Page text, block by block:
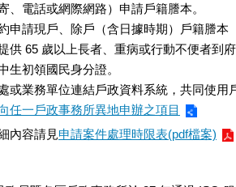
、電話或網際網路）申請戶籍謄本。
申請現戶、除戶（含日據時期）戶籍謄本
供 65 歲以上長者、重病或行動不便者到府
生初領國民身分證。
或業務單位連結戶政資料系統，共同使用
任一戶政事務所異地申辦之項目
內容請見申請案件處理時限表(pdf檔案)